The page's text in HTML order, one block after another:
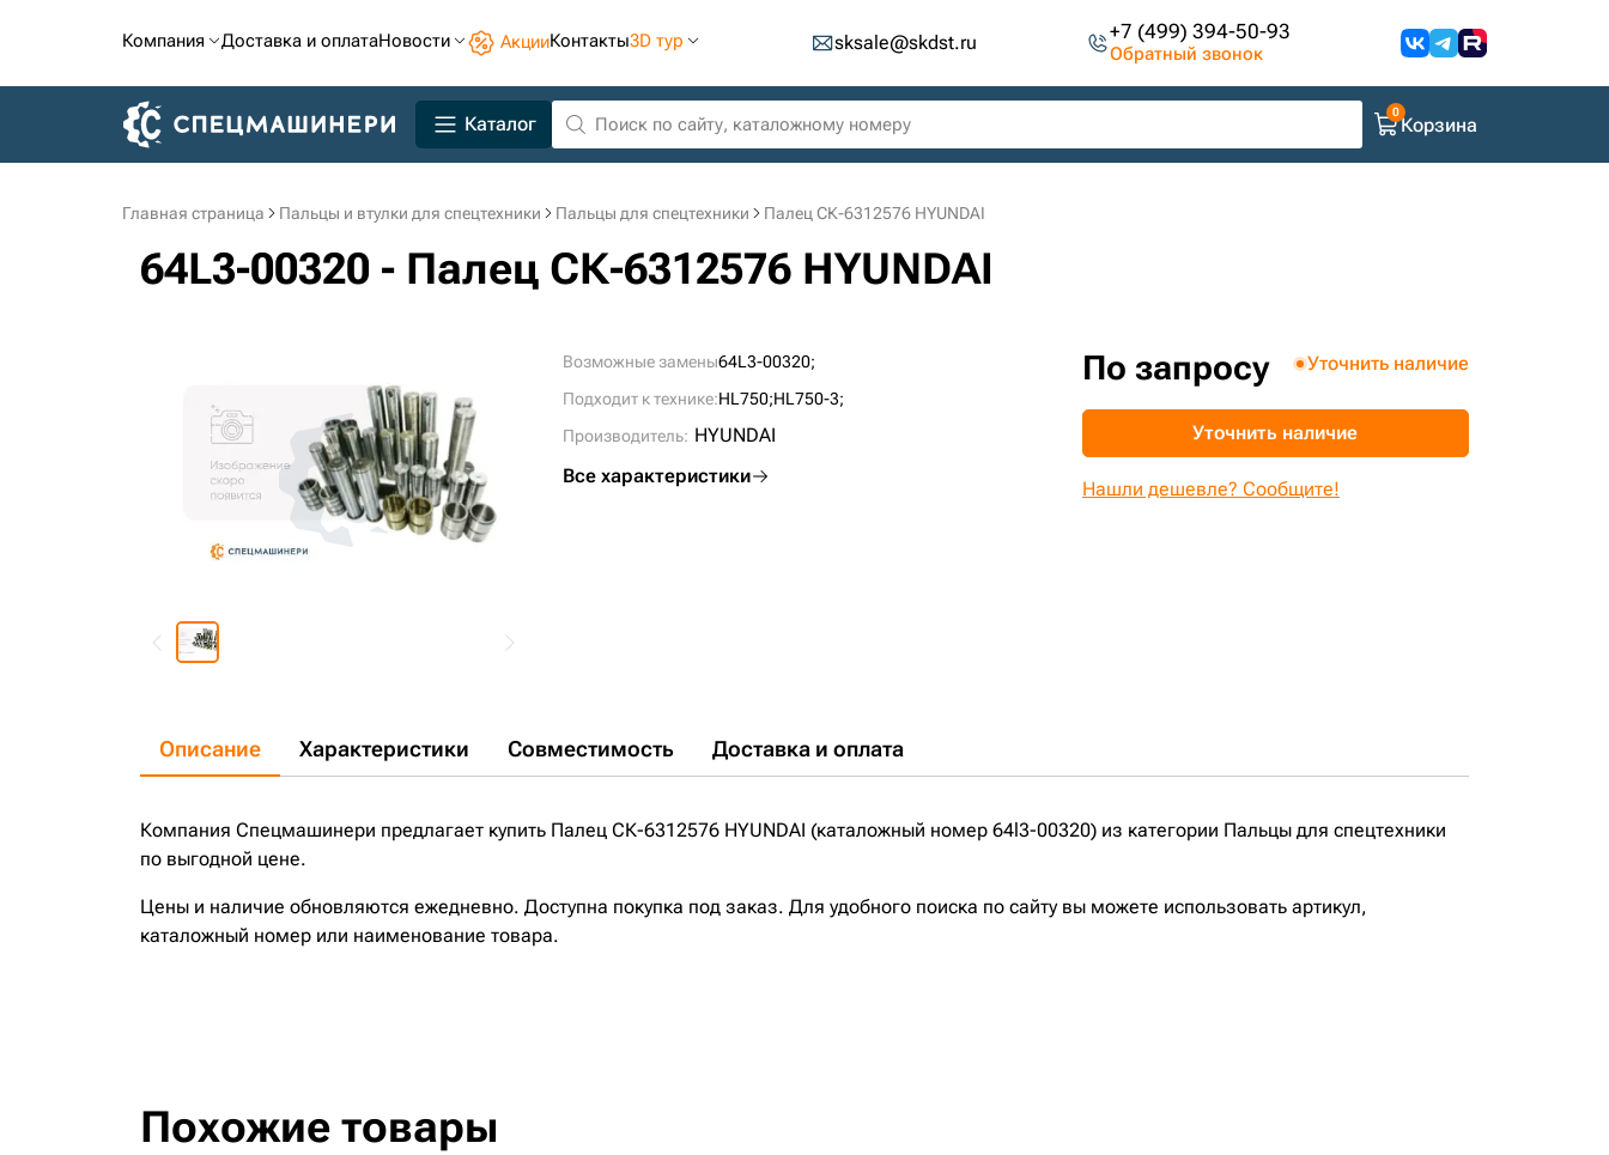
Компания Доставка и оплатаНовости АкцииКонтакты3D тур sksale@skdst.ru +7 (499) 394-50-93
Обратный звонок
Каталог Корзина
Главная страница Пальцы и втулки для спецтехники Пальцы для спецтехники Палец СК-6312576 HYUNDAI
64L3-00320 - Палец СК-6312576 HYUNDAI
Возможные замены64L3-00320;
Подходит к технике:HL750;HL750-3;
Производитель: HYUNDAI
Все характеристики
По запросу Уточнить наличие
Уточнить наличие
Нашли дешевле? Сообщите!
Описание Характеристики Совместимость Доставка и оплата
Компания Спецмашинери предлагает купить Палец СК-6312576 HYUNDAI (каталожный номер 64l3-00320) из категории Пальцы для спецтехники
по выгодной цене.
Цены и наличие обновляются ежедневно. Доступна покупка под заказ. Для удобного поиска по сайту вы можете использовать артикул,
каталожный номер или наименование товара.
Похожие товары